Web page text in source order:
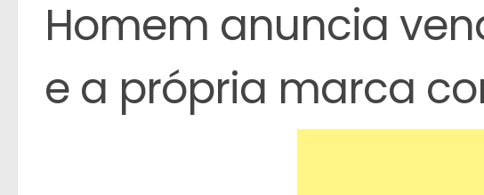
Homem anuncia
e a própria marca